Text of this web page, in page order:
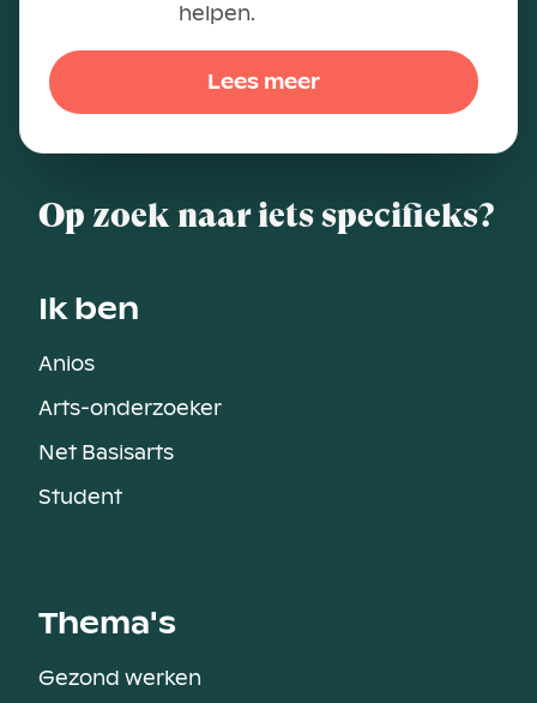
helpen.
Lees meer
Op zoek naar iets specifieks?
Ik ben
Anios
Arts-onderzoeker
Net Basisarts
Student
Thema's
Gezond werken